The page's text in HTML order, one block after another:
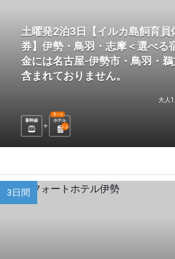
土曜発2泊3日【イルカ島飼育員
券】伊勢・鳥羽・志摩＜選べ
金には名古屋-伊勢市・鳥羽・
含まれておりません。
新幹線 ホテル
選べる
2泊
大人
3日間